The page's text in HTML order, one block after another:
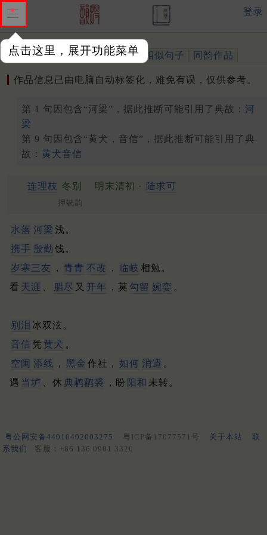
点击这里，展开功能菜单
登录
作品 标注四声 出处、引用 相似句子 同韵作品
作品信息已由电脑自动标签化，难免有误，仅供参考。
第 1 句因包含“河梁”，据此推断可能引用了典故： 河
梁
第 9 句因包含“黄犬，音信”，据此推断可能引用了典
故： 黄犬音信
连理枝 冬别 明末清初 · 陆求可
押铣韵
水落 河梁 浅。
携手 殷勤 饯。
岁寒三友
， 青青 不改 ， 临岐 相勉。
看 天涯 腊尽 又 开年 ，莫 勾留 婉娈 。
别泪 冰双泫。
音信 凭 黄犬 。
空闺 添线 ， 黑金 作社， 如何 消遣 。
遇 当垆 、休 典鹔鹴裘 ，盼 阳和 未转。
粤公网安备44010402003275 粤ICP备17077571号 关于本站
联
系我们
客服：+86 136 0901 3320